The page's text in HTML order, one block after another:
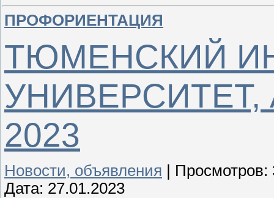
ПРОФОРИЕНТАЦИЯ
ТЮМЕНСКИЙ
2023
Новости, объявления Просмотров:
Дата: 27.01.2023